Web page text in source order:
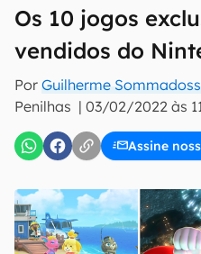
Os 10 jogos
vendidos do
Por Guilherme
Penilhas | 03/02/2022 às
Assine
mão.
E-mail
Uso e Política de